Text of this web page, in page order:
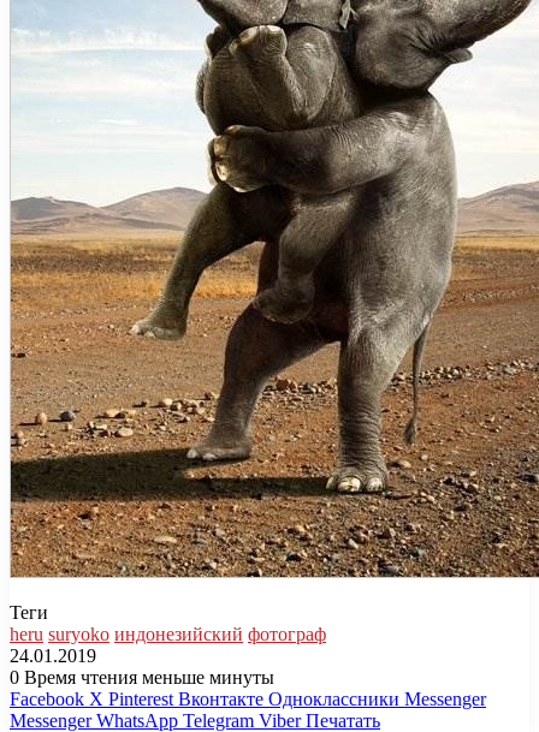
Теги
heru suryoko индонезийский фотограф
24.01.2019
0 Время чтения меньше минуты
Facebook X Pinterest Вконтакте Одноклассники Messenger
Messenger WhatsApp Telegram Viber Печатать